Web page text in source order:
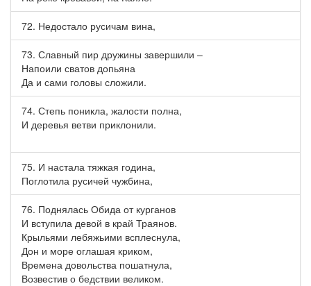
72. Недостало русичам вина,
73. Славный пир дружины завершили –
Напоили сватов допьяна
Да и сами головы сложили.
74. Степь поникла, жалости полна,
И деревья ветви приклонили.
75. И настала тяжкая година,
Поглотила русичей чужбина,
76. Поднялась Обида от курганов
И вступила девой в край Траянов.
Крыльями лебяжьими всплеснула,
Дон и море оглашая криком,
Времена довольства пошатнула,
Возвестив о бедствии великом.